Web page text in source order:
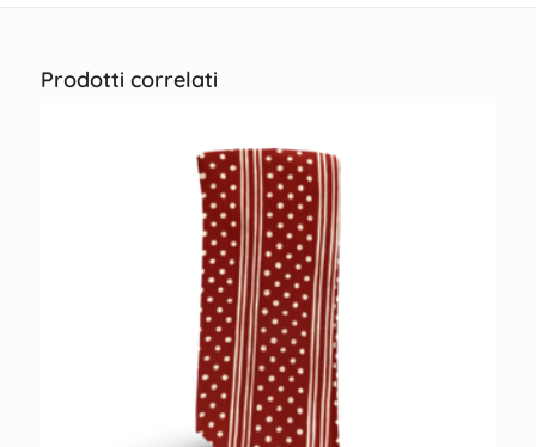
Prodotti correlati